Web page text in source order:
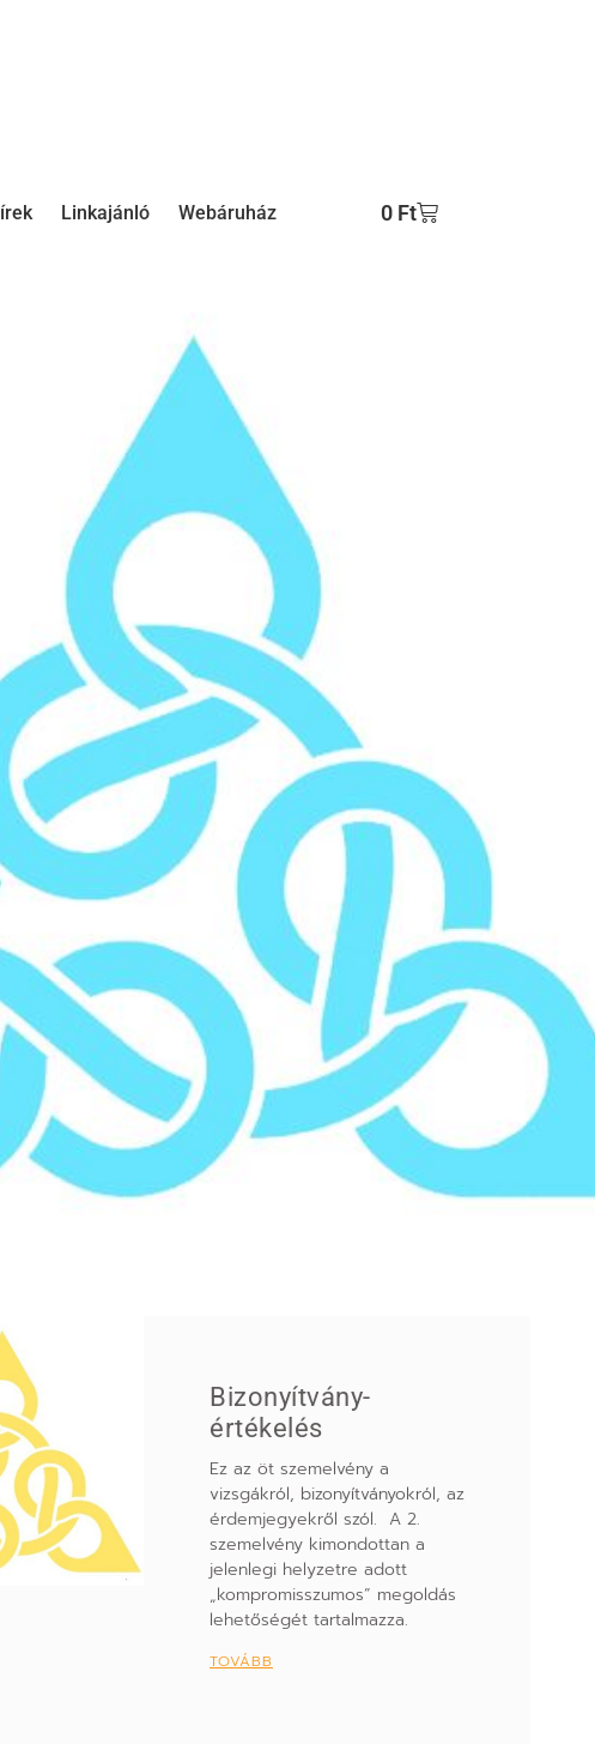
Linkajánló Webáruház 0 Ft
Bizonyítvány-
értékelés
Ez az öt szemelvény a
vizsgákról, bizonyítványokról, az
érdemjegyekről szól. A 2.
szemelvény kimondottan a
jelenlegi helyzetre adott
„kompromisszumos” megoldás
lehetőségét tartalmazza.
TOVÁBB